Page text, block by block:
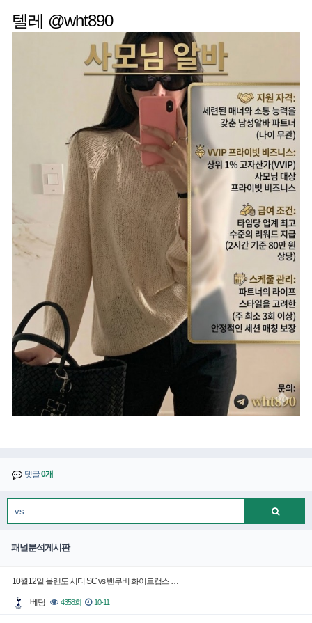
텔레 @wht890
댓글0개
패널분석게시판
10월12일 올랜도 시티 SC vs 밴쿠버 화이트캡스 …
베팅 4358회 10-11